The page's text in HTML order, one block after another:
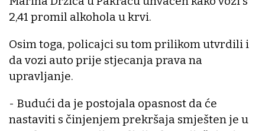
2,41 promil alkohola u krvi.
Osim toga, policajci su tom prilikom utvrdili i
da vozi auto prije stjecanja prava na
upravljanje.
- Budući da je postojala opasnost da će
nastaviti s činjenjem prekršaja smješten je u